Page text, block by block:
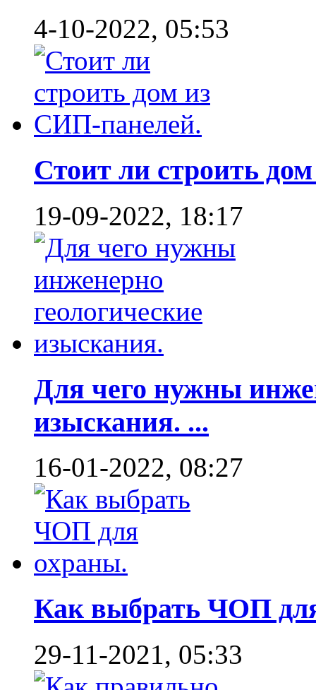
4-10-2022, 05:53
Стоит ли строить
19-09-2022, 18:17
Для чего нужны
изыскания. ...
16-01-2022, 08:27
Как выбрать ЧОП
29-11-2021, 05:33